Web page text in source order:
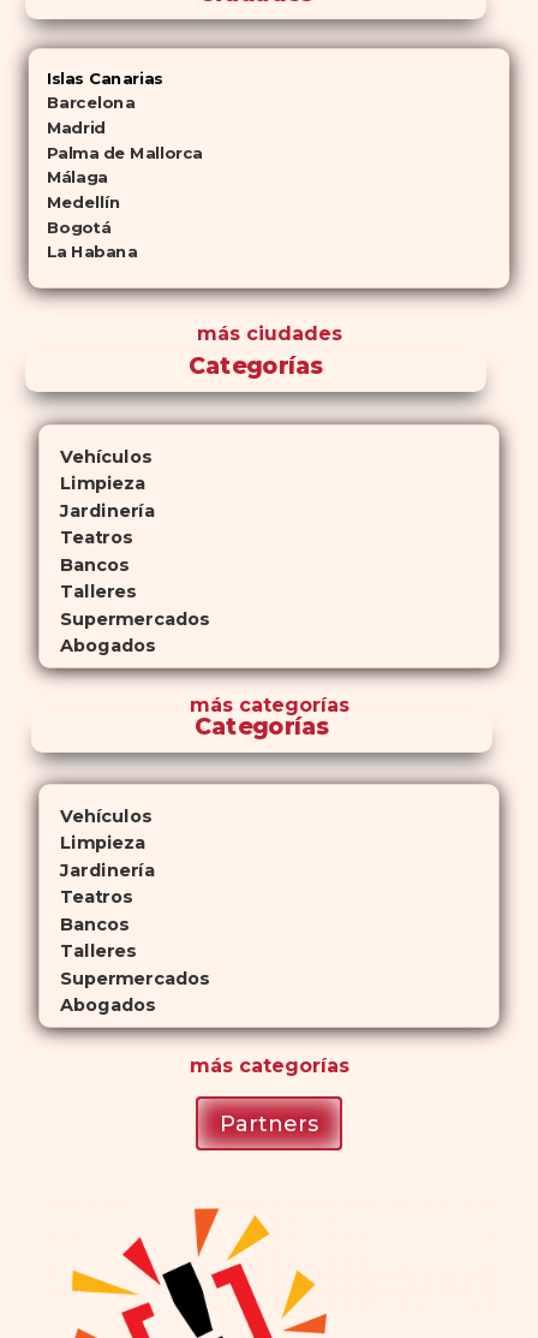
Islas Canarias
Barcelona
Madrid
Palma de Mallorca
Málaga
Medellín
Bogotá
La Habana
más ciudades
Categorías
Vehículos
Limpieza
Jardinería
Teatros
Bancos
Talleres
Supermercados
Abogados
máscategorías
Categorías
Vehículos
Limpieza
Jardinería
Teatros
Bancos
Talleres
Supermercados
Abogados
máscategorías
Partners